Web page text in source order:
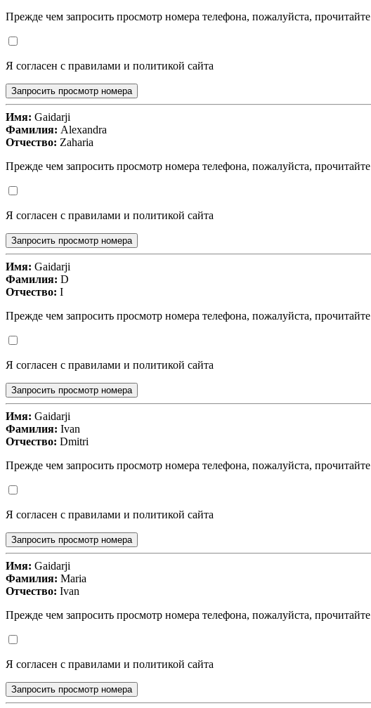
Прежде чем запросить просмотр номера телефона, пожалуйста, прочитайте
Я согласен с правилами и политикой сайта
Запросить просмотр номера
Имя: Gaidarji
Фамилия: Alexandra
Отчество: Zaharia
Прежде чем запросить просмотр номера телефона, пожалуйста, прочитайте
Я согласен с правилами и политикой сайта
Запросить просмотр номера
Имя: Gaidarji
Фамилия: D
Отчество: I
Прежде чем запросить просмотр номера телефона, пожалуйста, прочитайте
Я согласен с правилами и политикой сайта
Запросить просмотр номера
Имя: Gaidarji
Фамилия: Ivan
Отчество: Dmitri
Прежде чем запросить просмотр номера телефона, пожалуйста, прочитайте
Я согласен с правилами и политикой сайта
Запросить просмотр номера
Имя: Gaidarji
Фамилия: Maria
Отчество: Ivan
Прежде чем запросить просмотр номера телефона, пожалуйста, прочитайте
Я согласен с правилами и политикой сайта
Запросить просмотр номера